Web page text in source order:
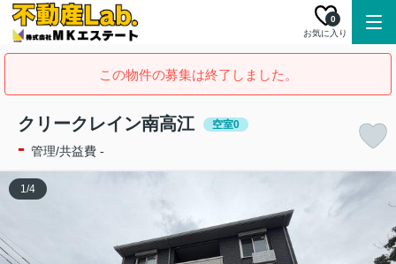
お気に入り
0
この物件の募集は終了しました。
クリークレイン南高江 空室0
- 管理/共益費 -
1/4